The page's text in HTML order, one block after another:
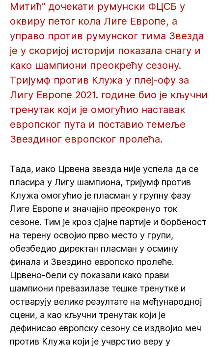
Митић“ дочекати румунски ФЦСБ у
оквиру петог кола Лиге Европе, а
управо против румунског тима Звезда
је у скоријој историји показала снагу и
како шампиони преокрећу сезону.
Тријумф против Клужа у плеј-офу за
Лигу Европе 2021. године био је кључни
тренутак који је омогућио наставак
европског пута и поставио темеље
Звездиног европског пролећа.
Тада, иако Црвена звезда није успела да се
пласира у Лигу шампиона, тријумф против
Клужа омогућио је пласман у групну фазу
Лиге Европе и значајно преокренуо ток
сезоне. Тим је кроз сјајне партије и борбеност
на терену освојио прво место у групи,
обезбедио директан пласман у осмину
финала и Звездино европско пролеће.
Црвено-бели су показали како прави
шампиони превазилазе тешке тренутке и
остварују велике резултате на међународној
сцени, а као кључни тренутак који је
дефинисао европску сезону се издвојио меч
против Клужа који је учврстио веру у